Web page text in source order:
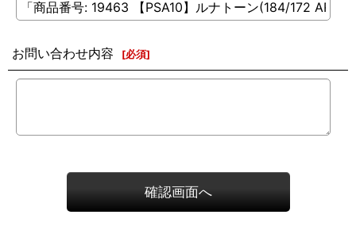
お問い合わせ内容 [必須]
確認画面へ